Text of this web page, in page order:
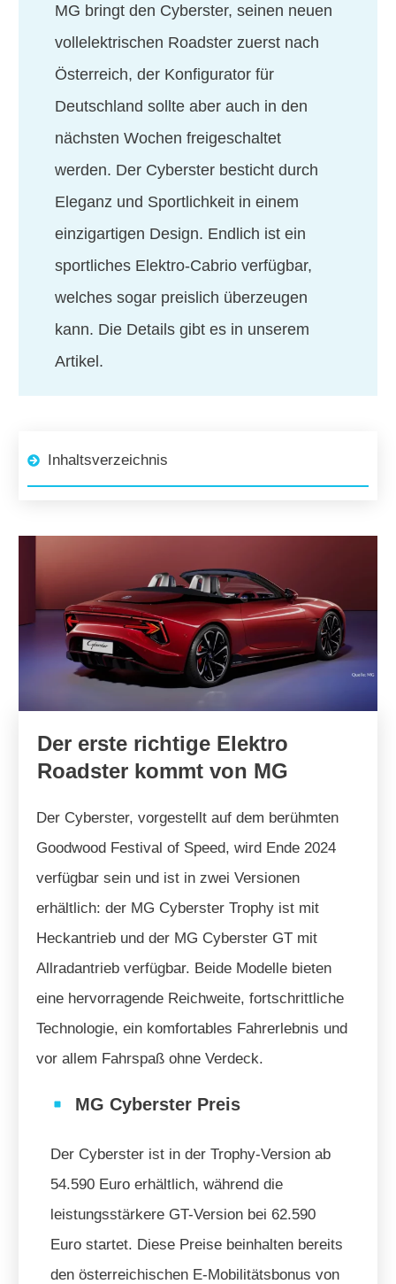
MG bringt den Cyberster, seinen neuen
vollelektrischen Roadster zuerst nach
Österreich, der Konfigurator für
Deutschland sollte aber auch in den
nächsten Wochen freigeschaltet
werden. Der Cyberster besticht durch
Eleganz und Sportlichkeit in einem
einzigartigen Design. Endlich ist ein
sportliches Elektro-Cabrio verfügbar,
welches sogar preislich überzeugen
kann. Die Details gibt es in unserem
Artikel.
Inhaltsverzeichnis
Der erste richtige Elektro
Roadster kommt von MG
Der Cyberster, vorgestellt auf dem berühmten
Goodwood Festival of Speed, wird Ende 2024
verfügbar sein und ist in zwei Versionen
erhältlich: der MG Cyberster Trophy ist mit
Heckantrieb und der MG Cyberster GT mit
Allradantrieb verfügbar. Beide Modelle bieten
eine hervorragende Reichweite, fortschrittliche
Technologie, ein komfortables Fahrerlebnis und
vor allem Fahrspaß ohne Verdeck.
MG Cyberster Preis
Der Cyberster ist in der Trophy-Version ab
54.590 Euro erhältlich, während die
leistungsstärkere GT-Version bei 62.590
Euro startet. Diese Preise beinhalten bereits
den österreichischen E-Mobilitätsbonus von